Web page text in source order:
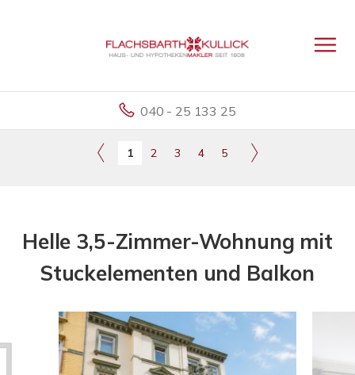
040 - 25 133 25
1 2 3 4 5
Helle 3,5-Zimmer-Wohnung mit
Stuckelementen und Balkon